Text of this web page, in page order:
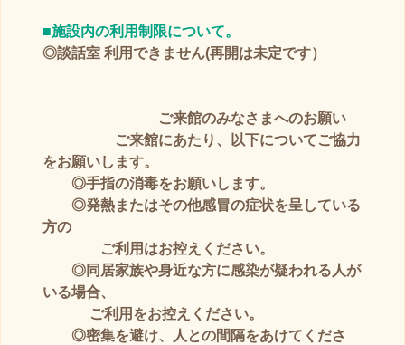
■施設内の利用制限について。
◎談話室 利用できません(再開は未定です）
ご来館のみなさまへのお願い
ご来館にあたり、以下についてご協力
をお願いします。
◎手指の消毒をお願いします。
◎発熱またはその他感冒の症状を呈している
方の
ご利用はお控えください。
◎同居家族や身近な方に感染が疑われる人が
いる場合、
ご利用をお控えください。
◎密集を避け、人との間隔をあけてくださ